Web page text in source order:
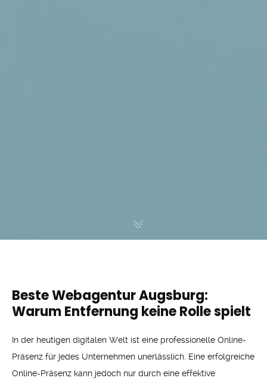
Beste Webagentur Augsburg:
Warum Entfernung keine Rolle spielt
In der heutigen digitalen Welt ist eine professionelle Online-
Präsenz für jedes Unternehmen unerlässlich. Eine erfolgreiche
Online-Präsenz kann jedoch nur durch eine effektive